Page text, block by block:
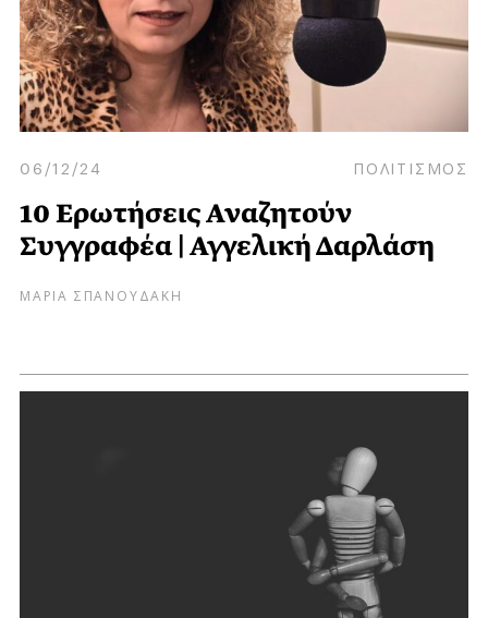
06/12/24 ΠΟΛΙΤΙΣΜΟΣ
10 Ερωτήσεις Αναζητούν
Συγγραφέα | Αγγελική Δαρλάση
ΜΑΡΙΑ ΣΠΑΝΟΥΔΑΚΗ